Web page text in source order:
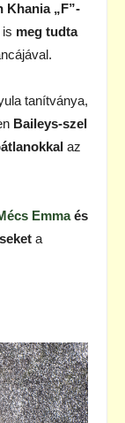
Khania „F”-
is meg tudta
tanítványa,
Baileys-szel
az
Emmaés
a